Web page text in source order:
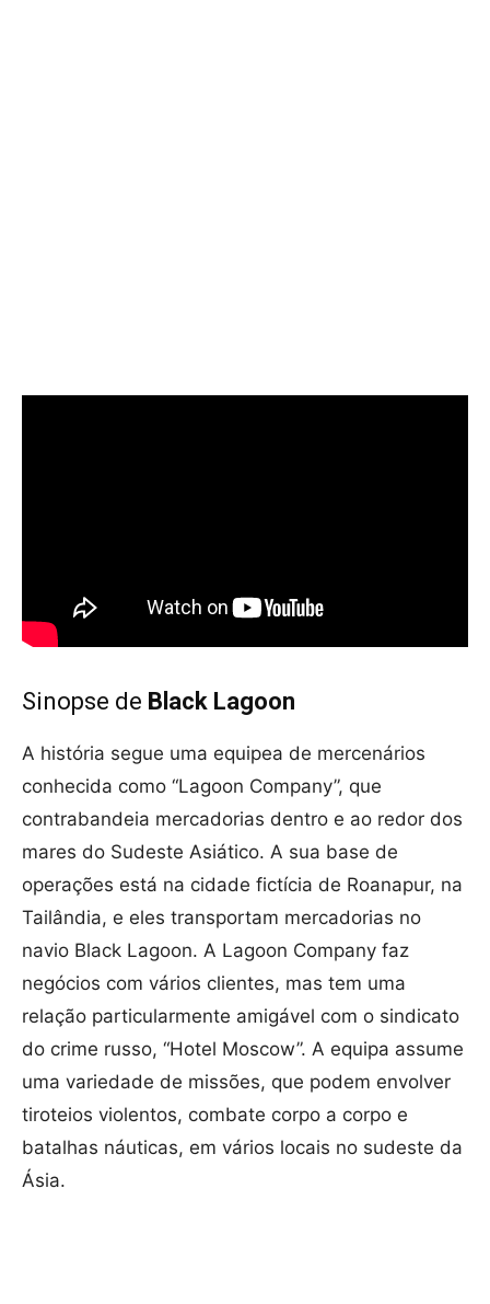
Sinopse de Black Lagoon
A história segue uma equipea de mercenários
conhecida como “Lagoon Company”, que
contrabandeia mercadorias dentro e ao redor dos
mares do Sudeste Asiático. A sua base de
operações está na cidade fictícia de Roanapur, na
Tailândia, e eles transportam mercadorias no
navio Black Lagoon. A Lagoon Company faz
negócios com vários clientes, mas tem uma
relação particularmente amigável com o sindicato
do crime russo, “Hotel Moscow”. A equipa assume
uma variedade de missões, que podem envolver
tiroteios violentos, combate corpo a corpo e
batalhas náuticas, em vários locais no sudeste da
Ásia.